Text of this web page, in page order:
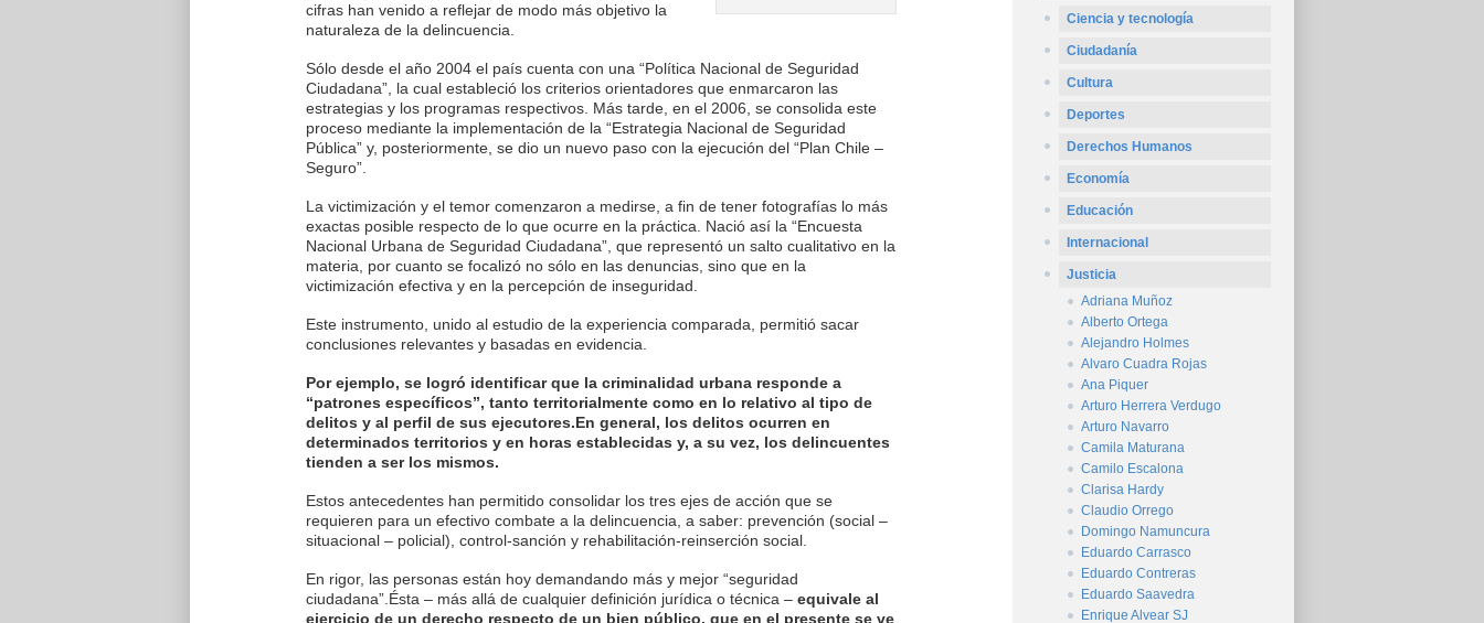
cifras han venido a reflejar de modo más objetivo la
naturaleza de la delincuencia.
Sólo desde el año 2004 el país cuenta con una “Política Nacional de Seguridad
Ciudadana”, la cual estableció los criterios orientadores que enmarcaron las
estrategias y los programas respectivos. Más tarde, en el 2006, se consolida este
proceso mediante la implementación de la “Estrategia Nacional de Seguridad
Pública” y, posteriormente, se dio un nuevo paso con la ejecución del “Plan Chile –
Seguro”.
La victimización y el temor comenzaron a medirse, a fin de tener fotografías lo más
exactas posible respecto de lo que ocurre en la práctica. Nació así la “Encuesta
Nacional Urbana de Seguridad Ciudadana”, que representó un salto cualitativo en la
materia, por cuanto se focalizó no sólo en las denuncias, sino que en la
victimización efectiva y en la percepción de inseguridad.
Este instrumento, unido al estudio de la experiencia comparada, permitió sacar
conclusiones relevantes y basadas en evidencia.
Por ejemplo, se logró identificar que la criminalidad urbana responde a
“patrones específicos”, tanto territorialmente como en lo relativo al tipo de
delitos y al perfil de sus ejecutores.En general, los delitos ocurren en
determinados territorios y en horas establecidas y, a su vez, los delincuentes
tienden a ser los mismos.
Estos antecedentes han permitido consolidar los tres ejes de acción que se
requieren para un efectivo combate a la delincuencia, a saber: prevención (social –
situacional – policial), control-sanción y rehabilitación-reinserción social.
En rigor, las personas están hoy demandando más y mejor “seguridad
ciudadana”.Ésta – más allá de cualquier definición jurídica o técnica – equivale al
ejercicio de un derecho respecto de un bien público, que en el presente se ve
Ciencia y tecnología
Ciudadanía
Cultura
Deportes
Derechos Humanos
Economía
Educación
Internacional
Justicia
Adriana Muñoz
Alberto Ortega
Alejandro Holmes
Alvaro Cuadra Rojas
Ana Piquer
Arturo Herrera Verdugo
Arturo Navarro
Camila Maturana
Camilo Escalona
Clarisa Hardy
Claudio Orrego
Domingo Namuncura
Eduardo Carrasco
Eduardo Contreras
Eduardo Saavedra
Enrique Alvear SJ